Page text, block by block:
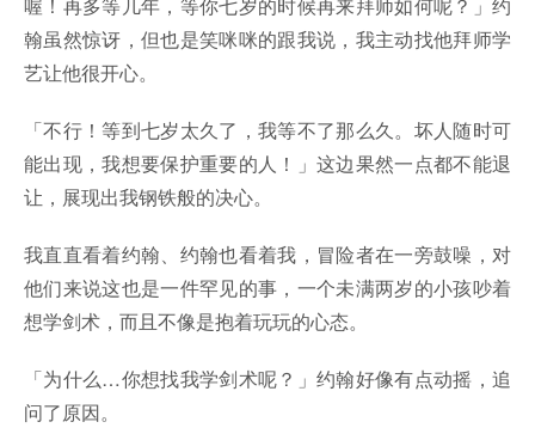
喔！再多等几年，等你七岁的时候再来拜师如何呢？」约
翰虽然惊讶，但也是笑咪咪的跟我说，我主动找他拜师学
艺让他很开心。
「不行！等到七岁太久了，我等不了那么久。坏人随时可
能出现，我想要保护重要的人！」这边果然一点都不能退
让，展现出我钢铁般的决心。
我直直看着约翰、约翰也看着我，冒险者在一旁鼓噪，对
他们来说这也是一件罕见的事，一个未满两岁的小孩吵着
想学剑术，而且不像是抱着玩玩的心态。
「为什么…你想找我学剑术呢？」约翰好像有点动摇，追
问了原因。